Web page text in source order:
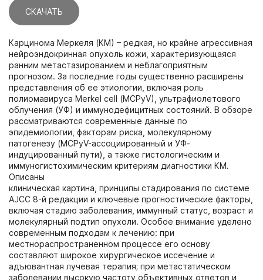
СКАЧАТЬ
Карцинома Меркеля (КМ) – редкая, но крайне агрессивная
нейроэндокринная опухоль кожи, характеризующаяся
ранним метастазированием и неблагоприятным
прогнозом. За последние годы существенно расширены
представления об ее этиологии, включая роль
полиомавируса Merkel cell (MCPyV), ультрафиолетового
облучения (УФ) и иммунодефицитных состояний. В обзоре
рассматриваются современные данные по
эпидемиологии, факторам риска, молекулярному
патогенезу (MCPyV-ассоциированный и УФ-
индуцированный пути), а также гистологическим и
иммуногистохимическим критериям диагностики КМ.
Описаны
клиническая картина, принципы стадирования по системе
AJCC 8-й редакции и ключевые прогностические факторы,
включая стадию заболевания, иммунный статус, возраст и
молекулярный подтип опухоли. Особое внимание уделено
современным подходам к лечению: при
местнораспространенном процессе его основу
составляют широкое хирургическое иссечение и
адъювантная лучевая терапия; при метастатическом
заболевании высокую частоту объективных ответов и